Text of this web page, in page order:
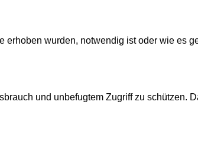
wurden, notwendig ist oder wie es
und unbefugtem Zugriff zu schützen.